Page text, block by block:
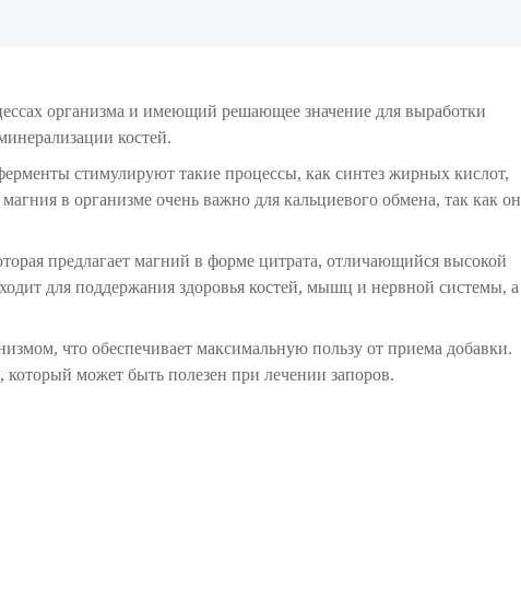
организма и имеющий решающее значение для выработки
костей.
стимулируют такие процессы, как синтез жирных кислот,
в организме очень важно для кальциевого обмена, так как он
предлагает магний в форме цитрата, отличающийся высокой
для поддержания здоровья костей, мышц и нервной системы, а
что обеспечивает максимальную пользу от приема добавки.
может быть полезен при лечении запоров.